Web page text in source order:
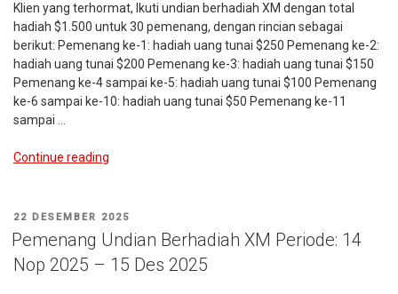
–
16
Feb
2026”
Klien yang terhormat, Ikuti undian berhadiah XM dengan total
hadiah $1.500 untuk 30 pemenang, dengan rincian sebagai
berikut: Pemenang ke-1: hadiah uang tunai $250 Pemenang ke-2:
hadiah uang tunai $200 Pemenang ke-3: hadiah uang tunai $150
Pemenang ke-4 sampai ke-5: hadiah uang tunai $100 Pemenang
ke-6 sampai ke-10: hadiah uang tunai $50 Pemenang ke-11
sampai …
Continue reading
XM
(16
Jan
2026
POSTED
ON
22 DESEMBER 2025
Pemenang Undian Berhadiah XM Periode: 14
Nop 2025 – 15 Des 2025